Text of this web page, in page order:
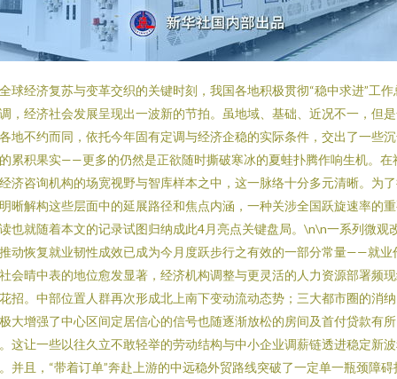
球经济复苏与变革交织的关键时刻，我国各地积极贯彻“稳中求进”工作
，经济社会发展呈现出一波新的节拍。虽地域、基础、近况不一，但
地不约而同，依托今年固有定调与经济企稳的实际条件，交出了一些
累积果实——更多的仍然是正欲随时撕破寒冰的夏蛙扑腾作响生机。在
济咨询机构的场宽视野与智库样本之中，这一脉络十分多元清晰。为
晰解构这些层面中的延展路径和焦点内涵，一种关涉全国跃旋速率的
也就随着本文的记录试图归纳成此4月亮点关键盘局。\n\n一系列微观
动恢复就业韧性成效已成为今月度跃步行之有效的一部分常量——就业
会晴中表的地位愈发显著，经济机构调整与更灵活的人力资源部署频
招。中部位置人群再次形成北上南下变动流动态势；三大都市圈的消
大增强了中心区间定居信心的信号也随逐渐放松的房间及首付贷款有
这让一些以往久立不敢轻举的劳动结构与中小企业调薪链透进稳定新
并且，“带着订单”奔赴上游的中远稳外贸路线突破了一定单一瓶颈障碍